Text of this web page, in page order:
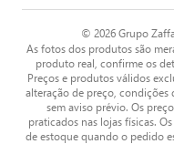
© 2026 Grupo
As fotos dos produtos são
produto real, confirme os
Preços e produtos válidos
alteração de preço, condições
sem aviso prévio. Os
praticados nas lojas físicas.
de estoque quando o pedido